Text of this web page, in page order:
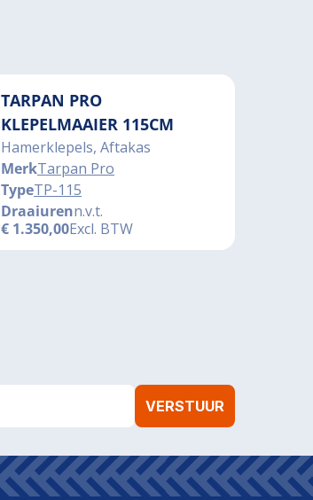
TARPAN PRO
KLEPELMAAIER 115CM
Hamerklepels, Aftakas
MerkTarpan Pro
TypeTP-115
Draaiurenn.v.t.
€ 1.350,00Excl. BTW